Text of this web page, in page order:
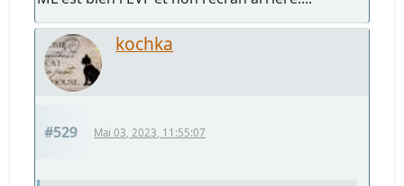
kochka
#529 Mai 03, 2023, 11:55:07